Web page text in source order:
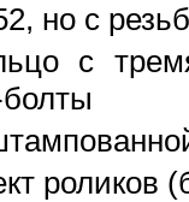
но с
с
роликов